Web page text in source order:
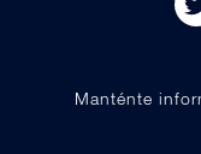
Manténte